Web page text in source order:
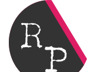
contenido